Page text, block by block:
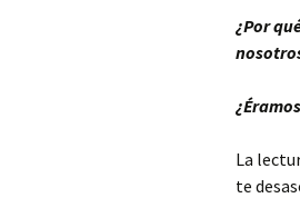
¿Por
La
te